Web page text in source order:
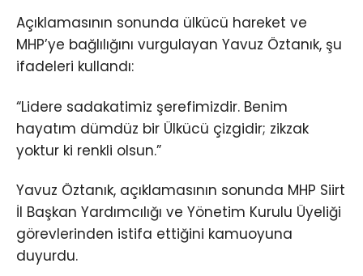
Açıklamasının sonunda ülkücü hareket ve
MHP’ye bağlılığını vurgulayan Yavuz Öztanık, şu
ifadeleri kullandı:
“Lidere sadakatimiz şerefimizdir. Benim
hayatım dümdüz bir Ülkücü çizgidir; zikzak
yoktur ki renkli olsun.”
Yavuz Öztanık, açıklamasının sonunda MHP Siirt
İl Başkan Yardımcılığı ve Yönetim Kurulu Üyeliği
görevlerinden istifa ettiğini kamuoyuna
duyurdu.